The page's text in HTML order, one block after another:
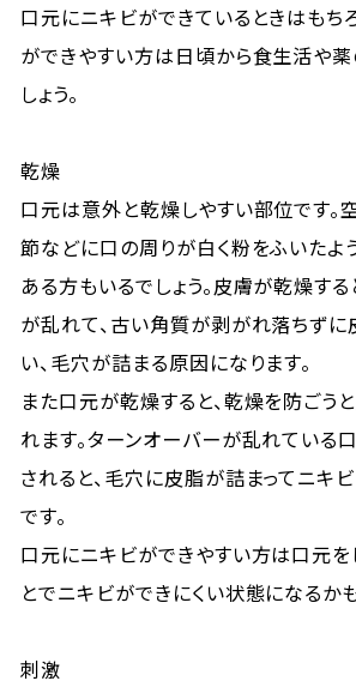
口元にニキビができているときはもち
ができやすい方は日頃から食生活や
しょう。
乾燥
口元は意外と乾燥しやすい部位です。
節などに口の周りが白く粉をふいたよ
ある方もいるでしょう。皮膚が乾燥す
が乱れて、古い角質が剥がれ落ちずに
い、毛穴が詰まる原因になります。
また口元が乾燥すると、乾燥を防ごう
れます。ターンオーバーが乱れている
されると、毛穴に皮脂が詰まってニキ
です。
口元にニキビができやすい方は口元を
とでニキビができにくい状態になるか
刺激